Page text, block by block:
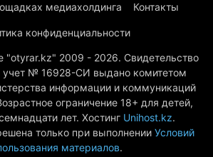
медиахолдинга Контакты
конфиденциальности
"otyrar.kz" 2009 - 2026. Свидетельство
учет № 16928-СИ выдано комитетом
информации и коммуникаций
ограничение 18+ для детей,
лет. Хостинг Unihost.kz.
только при выполнении Условий
материалов.